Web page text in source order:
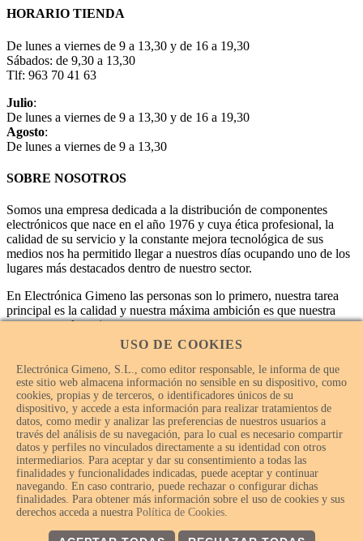
HORARIO TIENDA
De lunes a viernes de 9 a 13,30 y de 16 a 19,30
Sábados: de 9,30 a 13,30
Tlf: 963 70 41 63
Julio:
De lunes a viernes de 9 a 13,30 y de 16 a 19,30
Agosto:
De lunes a viernes de 9 a 13,30
SOBRE NOSOTROS
Somos una empresa dedicada a la distribución de componentes
electrónicos que nace en el año 1976 y cuya ética profesional, la
calidad de su servicio y la constante mejora tecnológica de sus
medios nos ha permitido llegar a nuestros días ocupando uno de los
lugares más destacados dentro de nuestro sector.
En Electrónica Gimeno las personas son lo primero, nuestra tarea
principal es la calidad y nuestra máxima ambición es que nuestra
empresa sea la mejor.
© Electrónica Gimeno 2018 – 2026 - Todos los derechos
USO DE COOKIES
Electrónica Gimeno, S.L., como editor responsable, le informa de que
este sitio web almacena información no sensible en su dispositivo, como
cookies, propias y de terceros, o identificadores únicos de su
dispositivo, y accede a esta información para realizar tratamientos de
datos, como medir y analizar las preferencias de nuestros usuarios a
través del análisis de su navegación, para lo cual es necesario compartir
datos y perfiles no vinculados directamente a su identidad con otros
intermediarios. Para aceptar y dar su consentimiento a todas las
finalidades y funcionalidades indicadas, puede aceptar y continuar
navegando. En caso contrario, puede rechazar o configurar dichas
finalidades. Para obtener más información sobre el uso de cookies y sus
derechos acceda a nuestra Política de Cookies.